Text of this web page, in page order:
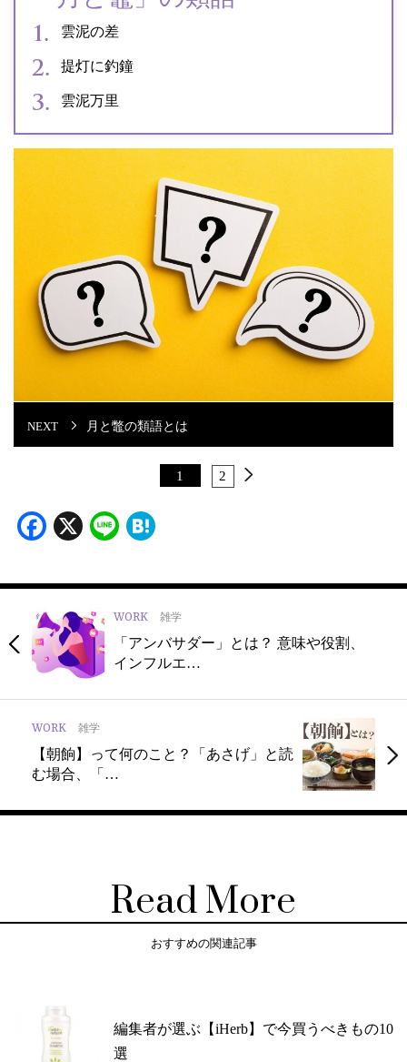
雲泥の差
提灯に釣鐘
雲泥万里
月と鼈の類語とは
1 2
Facebook
X Line
WORK 雑学
「アンバサダー」とは？ 意味や役割、
インフルエ…
WORK 雑学
【朝餉】って何のこと？「あさげ」と読
む場合、「…
Read More
おすすめの関連記事
編集者が選ぶ【iHerb】で今買うべきもの10
選